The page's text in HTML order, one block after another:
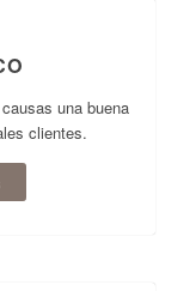
una buena
clientes.